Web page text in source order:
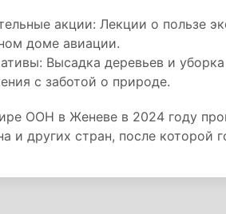
акции: Лекции о пользе
доме авиации.
Высадка деревьев и
с заботой о природе.
ООН в Женеве в 2024 году
и других стран, после которой